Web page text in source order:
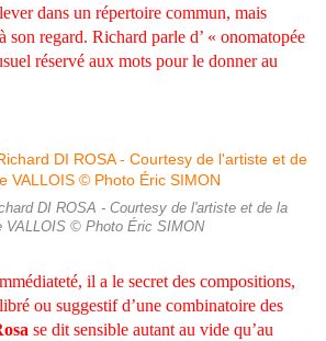
dans un répertoire commun, mais
son regard. Richard parle d’ « onomatopée
réservé aux mots pour le donner au
DI ROSA - Courtesy de l'artiste et de la
VALLOIS © Photo Éric SIMON
il a le secret des compositions,
ou suggestif d’une combinatoire des
se dit sensible autant au vide qu’au